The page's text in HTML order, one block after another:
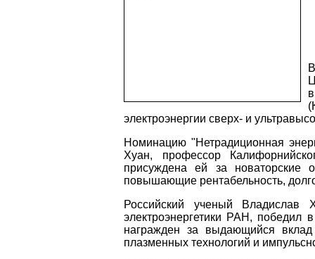
электроэнергии сверх- и
Номинацию "Нетрадиционная
Хуан, профессор
присуждена ей за новаторские
повышающие рентабельность,
Российский ученый Владислав
электроэнергетики РАН,
награжден за выдающийся
плазменных технологий и